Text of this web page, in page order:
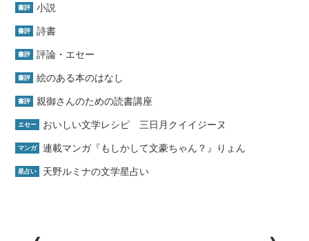
書評 小説
書評 詩書
書評 評論・エセー
書評 絵のある本のはなし
書評 親御さんのための読書講座
エセー おいしい文学レシピ 三日月クイイジーヌ
マンガ 連載マンガ『もしかして文豪ちゃん？』りょん
星占い 天野ルミナの文学星占い